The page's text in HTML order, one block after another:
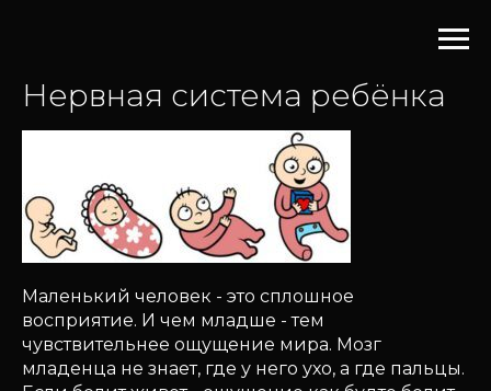
Нервная система ребёнка
Маленький человек - это сплошное
восприятие. И чем младше - тем
чувствительнее ощущение мира. Мозг
младенца не знает, где у него ухо, а где пальцы.